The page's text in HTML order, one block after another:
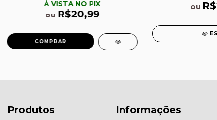
À VISTA NO PIX
ou R$20,99
ou
Produtos Informações